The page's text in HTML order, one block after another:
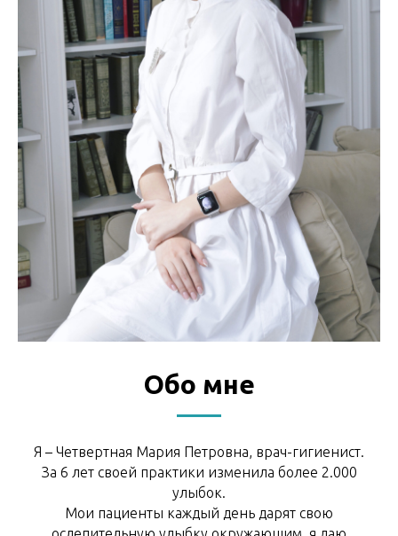
Обо мне
Я – Четвертная Мария Петровна, врач-гигиенист.
За 6 лет своей практики изменила более 2.000
улыбок.
Мои пациенты каждый день дарят свою